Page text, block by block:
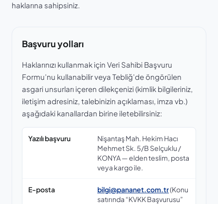
haklarına sahipsiniz.
Başvuru yolları
Haklarınızı kullanmak için Veri Sahibi Başvuru
Formu’nu kullanabilir veya Tebliğ’de öngörülen
asgari unsurları içeren dilekçenizi (kimlik bilgileriniz,
iletişim adresiniz, talebinizin açıklaması, imza vb.)
aşağıdaki kanallardan birine iletebilirsiniz:
Yazılı başvuru
Nişantaş Mah. Hekim Hacı
Mehmet Sk. 5/B Selçuklu /
KONYA — elden teslim, posta
veya kargo ile.
E-posta bilgi@pananet.com.tr(Konu
satırında “KVKK Başvurusu”